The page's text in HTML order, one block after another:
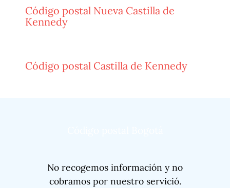
Código postal Nueva Castilla de
Kennedy
Código postal Castilla de Kennedy
No recogemos información y no
cobramos por nuestro servició.